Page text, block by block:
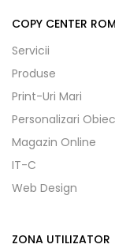
COPY CENTER
Servicii
Produse
Print-Uri Mari
Personalizari
Magazin Online
IT-C
Web Design
ZONA UTILIZATOR